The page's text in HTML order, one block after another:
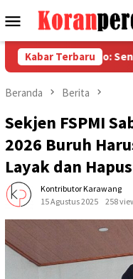
ke
Menu
Mobile
Kabar Terbaru
Sengketa
Beranda Berita
Sekjen FSPMI
2026 Buruh
Layak dan
Kontributor Karawang
15 Agustus 2025
258